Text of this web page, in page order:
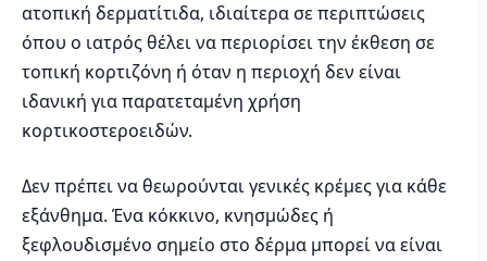
ατοπική δερματίτιδα, ιδιαίτερα σε περιπτώσεις
όπου ο ιατρός θέλει να περιορίσει την έκθεση σε
τοπική κορτιζόνη ή όταν η περιοχή δεν είναι
ιδανική για παρατεταμένη χρήση
κορτικοστεροειδών.
Δεν πρέπει να θεωρούνται γενικές κρέμες για κάθε
εξάνθημα. Ένα κόκκινο, κνησμώδες ή
ξεφλουδισμένο σημείο στο δέρμα μπορεί να είναι